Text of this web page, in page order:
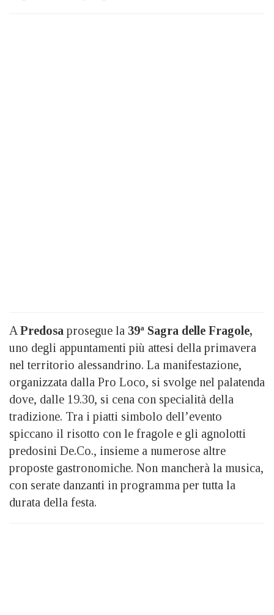
A Predosa prosegue la 39ª Sagra delle Fragole,
uno degli appuntamenti più attesi della primavera
nel territorio alessandrino. La manifestazione,
organizzata dalla Pro Loco, si svolge nel palatenda
dove, dalle 19.30, si cena con specialità della
tradizione. Tra i piatti simbolo dell’evento
spiccano il risotto con le fragole e gli agnolotti
predosini De.Co., insieme a numerose altre
proposte gastronomiche. Non mancherà la musica,
con serate danzanti in programma per tutta la
durata della festa.